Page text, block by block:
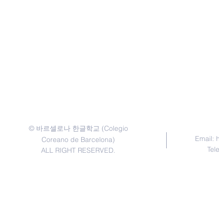
© 바르셀로나 한글학교 (Colegio
Coreano de Barcelona)
ALL RIGHT RESERVED.
Email: